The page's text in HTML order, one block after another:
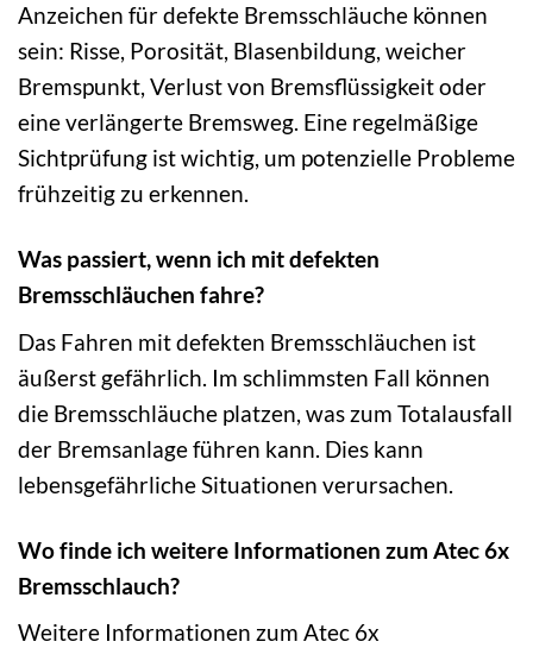
Anzeichen für defekte Bremsschläuche können
sein: Risse, Porosität, Blasenbildung, weicher
Bremspunkt, Verlust von Bremsflüssigkeit oder
eine verlängerte Bremsweg. Eine regelmäßige
Sichtprüfung ist wichtig, um potenzielle Probleme
frühzeitig zu erkennen.
Was passiert, wenn ich mit defekten
Bremsschläuchen fahre?
Das Fahren mit defekten Bremsschläuchen ist
äußerst gefährlich. Im schlimmsten Fall können
die Bremsschläuche platzen, was zum Totalausfall
der Bremsanlage führen kann. Dies kann
lebensgefährliche Situationen verursachen.
Wo finde ich weitere Informationen zum Atec 6x
Bremsschlauch?
Weitere Informationen zum Atec 6x